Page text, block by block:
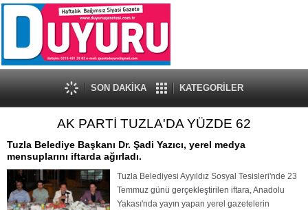
SON DAKİKA KATEGORİLER
AK PARTİ TUZLA'DA YÜZDE 62
Tuzla Belediye Başkanı Dr. Şadi Yazıcı, yerel medya
mensuplarını iftarda ağırladı.
Tuzla Belediyesi Ayyıldız Sosyal Tesisleri'nde 23
Temmuz günü gerçekleştirilen iftara, Anadolu
Yakası'nda yayın yapan yerel gazetelerin